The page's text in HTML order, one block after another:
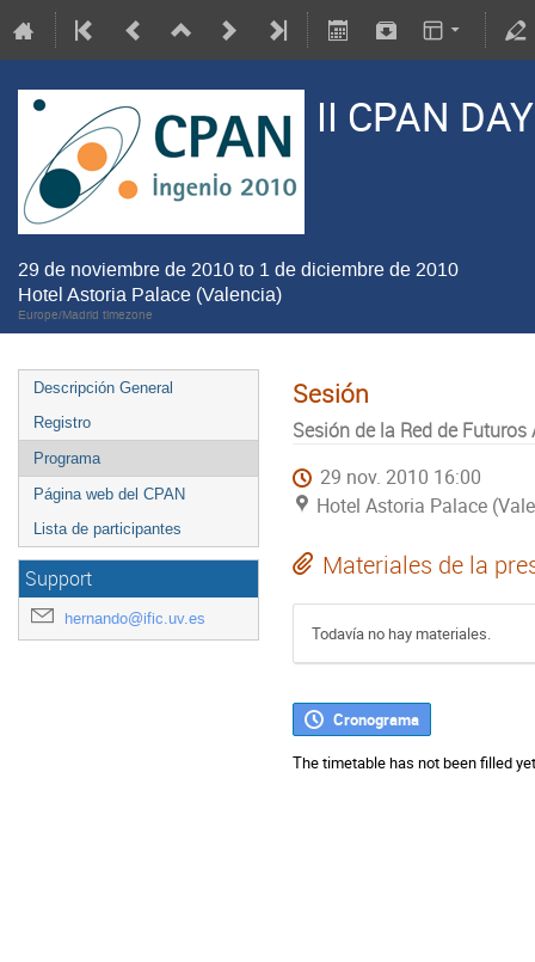
II CPAN
29 de noviembre de 2010 to 1 de diciembre de 2010
Hotel Astoria Palace (Valencia)
Europe/Madrid timezone
Descripción General
Registro
Programa
Página web del CPAN
Lista de participantes
Support
hernando@ific.uv.es
Sesión
Sesión de la Red de
29 nov. 2010 16:00
Hotel Astoria Palace
Materiales de la
Todavía no hay materiales.
Cronograma
The timetable has not been filled